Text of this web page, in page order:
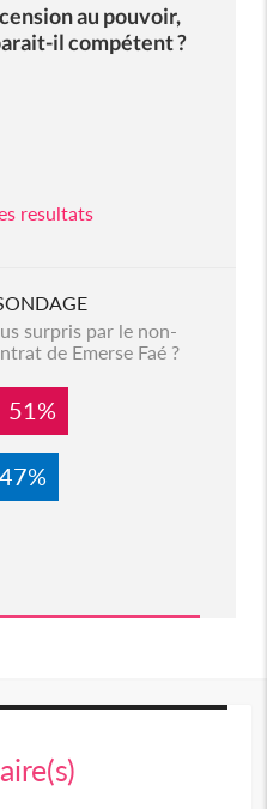
au pouvoir,
il compétent ?
resultats
surpris par le non-
de Emerse Faé ?
51%
47%